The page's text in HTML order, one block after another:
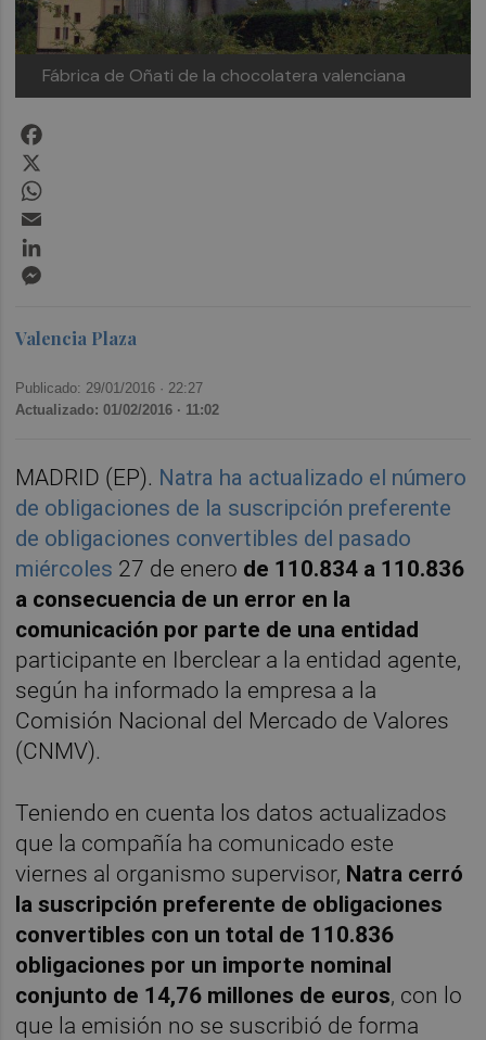
Fábrica de Oñati de la chocolatera valenciana
Valencia Plaza
Publicado: 29/01/2016 · 22:27
Actualizado: 01/02/2016 · 11:02
MADRID (EP). Natra ha actualizado el número
de obligaciones de la suscripción preferente
de obligaciones convertibles del pasado
miércoles 27 de enero de 110.834 a 110.836
a consecuencia de un error en la
comunicación por parte de una entidad
participante en Iberclear a la entidad agente,
según ha informado la empresa a la
Comisión Nacional del Mercado de Valores
(CNMV).
Teniendo en cuenta los datos actualizados
que la compañía ha comunicado este
viernes al organismo supervisor, Natra cerró
la suscripción preferente de obligaciones
convertibles con un total de 110.836
obligaciones por un importe nominal
conjunto de 14,76 millones de euros, con lo
que la emisión no se suscribió de forma